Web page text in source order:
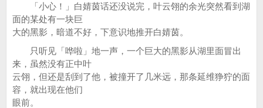
「小心！」白婧茵话还没说完，叶云翎的余光突然看到湖
面的某处有一块巨
大的黑影，暗道不好，下意识地推开白婧茵。
只听见「哗啦」地一声，一个巨大的黑影从湖里面冒出
来，虽然没有正中叶
云翎，但还是刮到了他，被撞开了几米远，那条延维狰狞的面
容，就出现在他们
眼前。